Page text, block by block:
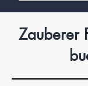
Zauberer